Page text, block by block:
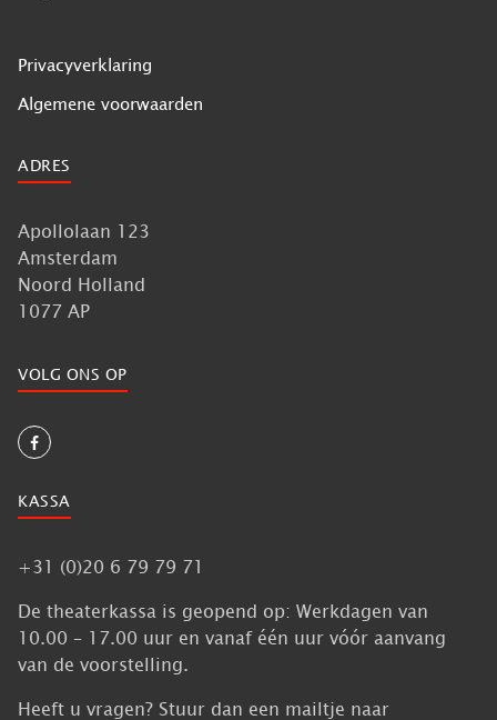
Privacyverklaring
Algemene voorwaarden
ADRES
Apollolaan 123
Amsterdam
Noord Holland
1077 AP
VOLG ONS OP
KASSA
+31 (0)20 6 79 79 71
De theaterkassa is geopend op: Werkdagen van
10.00 – 17.00 uur en vanaf één uur vóór aanvang
van de voorstelling.
Heeft u vragen? Stuur dan een mailtje naar